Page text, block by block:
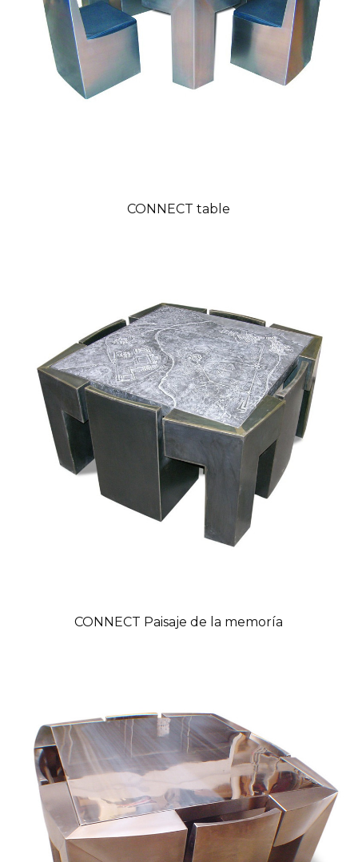
CONNECT table
CONNECT Paisaje de la memoría